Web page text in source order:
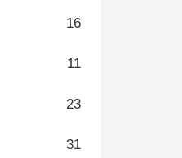
16
11
23
31